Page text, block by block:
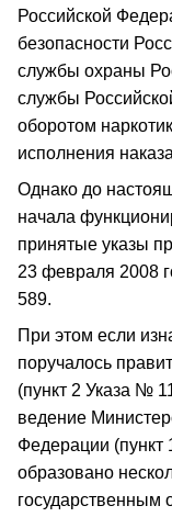
Российской
безопасности
службы охраны
службы
оборотом
исполнения
Однако до
начала
принятые указы
23 февраля 2008
589.
При этом если
поручалось
(пункт 2 Указа №
ведение
Федерации (пункт
образовано
государственным